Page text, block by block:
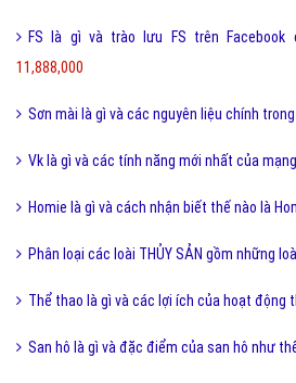
FS là gì và trào lưu FS trên
11,888,000
Sơn mài là gì và các nguyên liệu chính
Vk là gì và các tính năng mới nhất của
Homie là gì và cách nhận biết thế nào là
Phân loại các loài THỦY SẢN gồm những
Thể thao là gì và các lợi ích của hoạt động
San hô là gì và đặc điểm của san hô như